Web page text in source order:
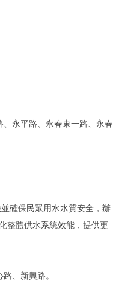
永平路、永春東一路、永春
確保民眾用水水質安全，辦
整體供水系統效能，提供更
、新興路。